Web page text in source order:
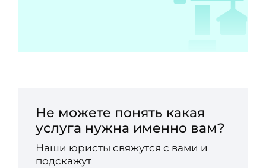
Не можете понять какая
услуга нужна именно вам?
Наши юристы свяжутся с вами и
подскажут